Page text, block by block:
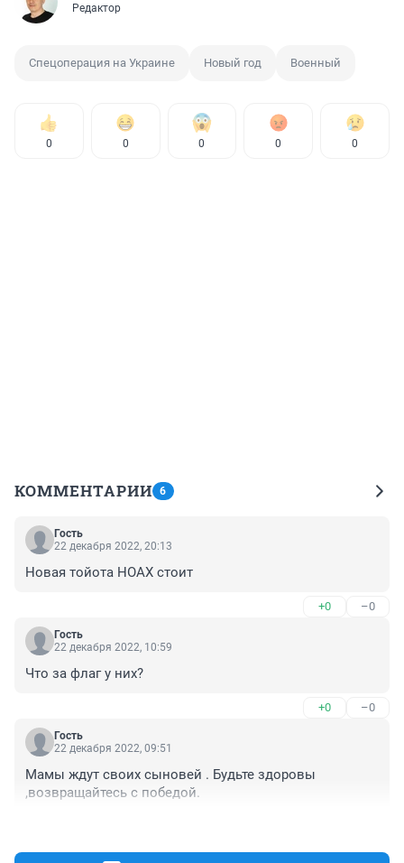
Редактор
Спецоперация на Украине Новый год Военный
0 0 0 0 0
КОММЕНТАРИИ 6
Гость
22 декабря 2022, 20:13
Новая тойота НОАХ стоит
+0 –0
Гость
22 декабря 2022, 10:59
Что за флаг у них?
+0 –0
Гость
22 декабря 2022, 09:51
Мамы ждут своих сыновей . Будьте здоровы
,возвращайтесь с победой.